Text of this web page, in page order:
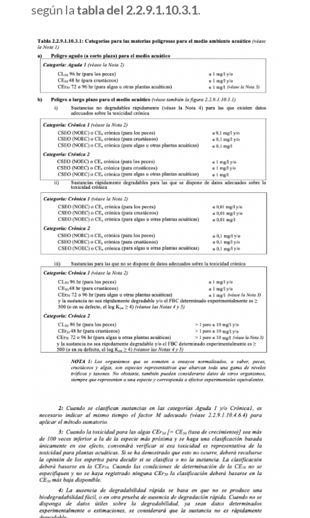
según latabla del 2.2.9.1.10.3.1.